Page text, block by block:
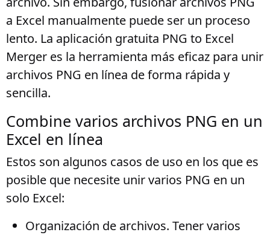
a Excel manualmente puede ser un proceso
lento. La aplicación gratuita PNG to Excel
Merger es la herramienta más eficaz para unir
archivos PNG en línea de forma rápida y
sencilla.
Combine varios archivos PNG en un
Excel en línea
Estos son algunos casos de uso en los que es
posible que necesite unir varios PNG en un
solo Excel:
Organización de archivos. Tener varios